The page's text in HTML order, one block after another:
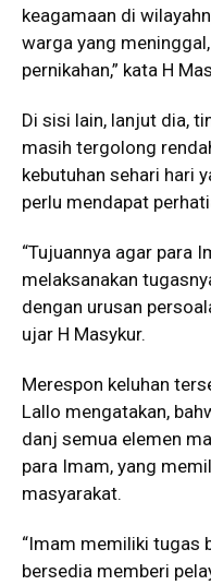
keagamaan di
warga yang
pernikahan,” kata H
Di sisi lain, lanjut dia,
masih tergolong
kebutuhan sehari hari
perlu mendapat
“Tujuannya agar para
melaksanakan
dengan urusan
ujar H Masykur.
Merespon keluhan
Lallo mengatakan,
danj semua elemen
para Imam, yang
masyarakat.
“Imam memiliki tugas
bersedia memberi